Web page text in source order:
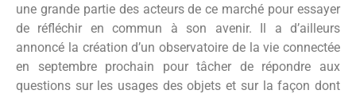
une grande partie des acteurs de ce marché pour essayer
de réfléchir en commun à son avenir. Il a d’ailleurs
annoncé la création d’un observatoire de la vie connectée
en septembre prochain pour tâcher de répondre aux
questions sur les usages des objets et sur la façon dont